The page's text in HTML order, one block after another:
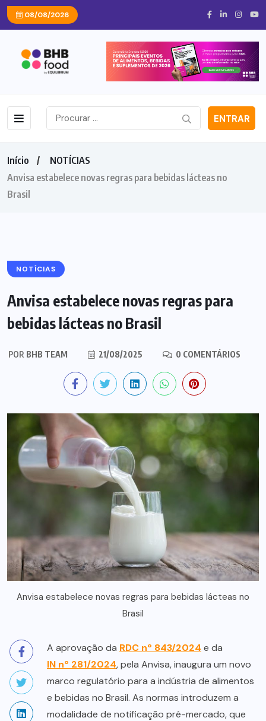
08/08/2026
ENTRAR
Início
NOTÍCIAS
Anvisa estabelece novas regras para bebidas lácteas no
Brasil
NOTÍCIAS
Anvisa estabelece novas regras para
bebidas lácteas no Brasil
POR BHB TEAM 21/08/2025 0 COMENTÁRIOS
Anvisa estabelece novas regras para bebidas lácteas no
Brasil
A aprovação da RDC nº 843/2024 e da
IN nº 281/2024, pela Anvisa, inaugura um novo
marco regulatório para a indústria de alimentos
e bebidas no Brasil. As normas introduzem a
modalidade de notificação pré-mercado, que